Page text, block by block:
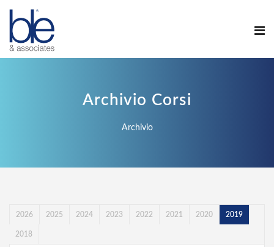
Archivio Corsi
Archivio
2026 2025 2024 2023 2022 2021 2020 2019
2018